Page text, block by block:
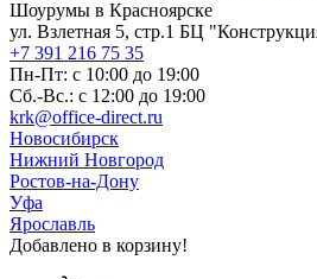
Шоурумы в Красноярске
ул. Взлетная 5, стр.1 БЦ
+7 391 216 75 35
Пн-Пт: с 10:00 до 19:00
Сб.-Вс.: с 12:00 до 19:00
krk@office-direct.ru
Новосибирск
Нижний Новгород
Ростов-на-Дону
Уфа
Ярославль
Добавлено в корзину!